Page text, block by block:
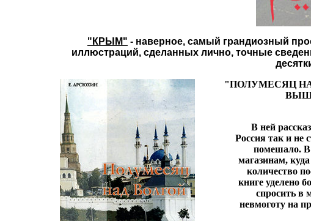
"КРЫМ" - наверное, самый грандиозный
иллюстраций, сделанных лично, точные
"ПОЛУМЕСЯЦ
В ней
Россия так и не
помешало. В
магазинам,
количество
книге уделено
спросить в
невмоготу на